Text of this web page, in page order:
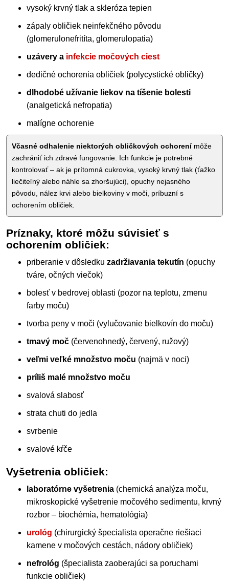
vysoký krvný tlak a skleróza tepien
zápaly obličiek neinfekčného pôvodu
(glomerulonefritíta, glomerulopatia)
uzávery a infekcie močových ciest
dedičné ochorenia obličiek (polycystické obličky)
dlhodobé užívanie liekov na tíšenie bolesti
(analgetická nefropatia)
malígne ochorenie
Včasné odhalenie niektorých obličkových ochorenímôže
zachrániť ich zdravé fungovanie. Ich funkcie je potrebné
kontrolovať – ak je prítomná cukrovka, vysoký krvný tlak (ťažko
liečiteľný alebo náhle sa zhoršujúci), opuchy nejasného
pôvodu, nález krvi alebo bielkoviny v moči, príbuzní s
ochorením obličiek.
Príznaky, ktoré môžu súvisieť s
ochorením obličiek:
priberanie v dôsledku zadržiavania tekutín (opuchy
tváre, očných viečok)
bolesť v bedrovej oblasti (pozor na teplotu, zmenu
farby moču)
tvorba peny v moči (vylučovanie bielkovín do moču)
tmavý moč (červenohnedý, červený, ružový)
veľmi veľké množstvo moču (najmä v noci)
príliš malé množstvo moču
svalová slabosť
strata chuti do jedla
svrbenie
svalové kŕče
Vyšetrenia obličiek:
laboratórne vyšetrenia (chemická analýza moču,
mikroskopické vyšetrenie močového sedimentu, krvný
rozbor – biochémia, hematológia)
urológ (chirurgický špecialista operačne riešiaci
kamene v močových cestách, nádory obličiek)
nefrológ (špecialista zaoberajúci sa poruchami
funkcie obličiek)